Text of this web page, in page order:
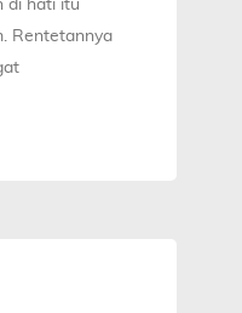
di hati itu
Rentetannya